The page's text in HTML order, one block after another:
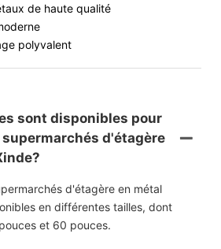
de haute qualité
polyvalent
sont disponibles pour
supermarchés d'étagère
d'étagère en métal
en différentes tailles, dont
et 60 pouces.